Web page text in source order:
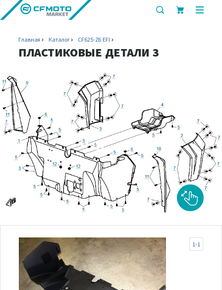
показать
Главная Каталог CF625-Z6 EFI
ПЛАСТИКОВЫЕ ДЕТАЛИ 3
1-1